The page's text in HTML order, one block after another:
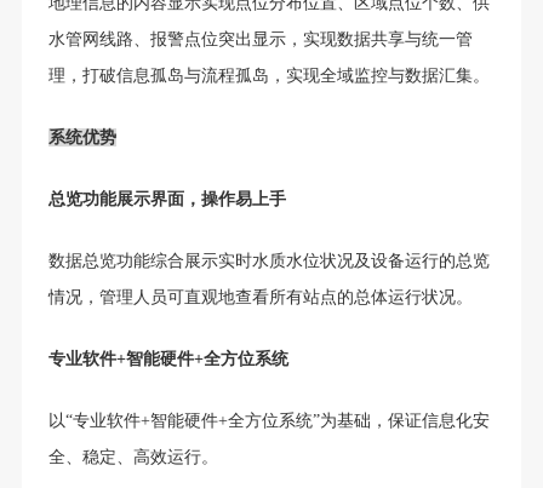
水管网线路、报警点位突出显示，实现数据共享与统一管
理，打破信息孤岛与流程孤岛，实现全域监控与数据汇集。
系统优势
总览功能展示界面，操作易上手
数据总览功能综合展示实时水质水位状况及设备运行的总览
情况，管理人员可直观地查看所有站点的总体运行状况。
专业软件+智能硬件+全方位系统
以“专业软件+智能硬件+全方位系统”为基础，保证信息化安
全、稳定、高效运行。